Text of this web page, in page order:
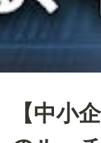
【中小